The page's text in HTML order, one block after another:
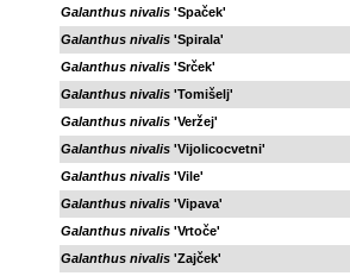
Galanthus nivalis 'Spaček'
Galanthus nivalis 'Spirala'
Galanthus nivalis 'Srček'
Galanthus nivalis 'Tomišelj'
Galanthus nivalis 'Veržej'
Galanthus nivalis 'Vijolicocvetni'
Galanthus nivalis 'Vile'
Galanthus nivalis 'Vipava'
Galanthus nivalis 'Vrtoče'
Galanthus nivalis 'Zajček'